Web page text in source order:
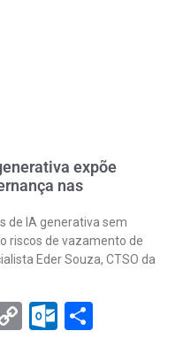
expõe
nas
de IA generativa sem
riscos de vazamento de
Eder Souza, CTSO da
Copy